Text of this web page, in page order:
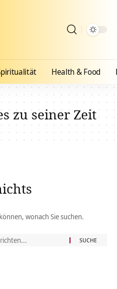
Health & Food
zu seiner Zeit
wonach Sie suchen.